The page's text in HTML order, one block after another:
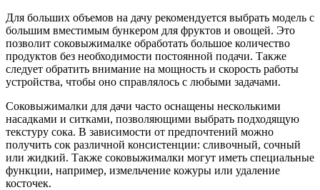
Для больших объемов на дачу рекомендуется выбрать модель с
большим вместимым бункером для фруктов и овощей. Это
позволит соковыжималке обработать большое количество
продуктов без необходимости постоянной подачи. Также
следует обратить внимание на мощность и скорость работы
устройства, чтобы оно справлялось с любыми задачами.
Соковыжималки для дачи часто оснащены несколькими
насадками и ситками, позволяющими выбрать подходящую
текстуру сока. В зависимости от предпочтений можно
получить сок различной консистенции: сливочный, сочный
или жидкий. Также соковыжималки могут иметь специальные
функции, например, измельчение кожуры или удаление
косточек.